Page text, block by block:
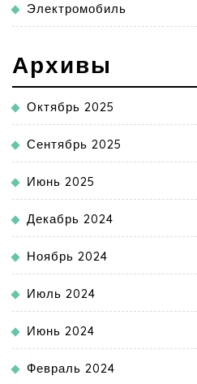
Электромобиль
Архивы
Октябрь 2025
Сентябрь 2025
Июнь 2025
Декабрь 2024
Ноябрь 2024
Июль 2024
Июнь 2024
Февраль 2024